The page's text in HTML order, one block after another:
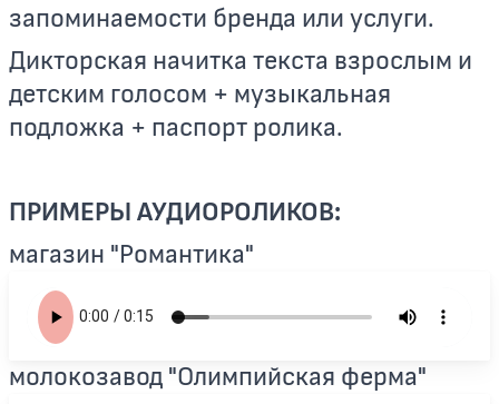
запоминаемости бренда или услуги.
Дикторская начитка текста взрослым и
детским голосом + музыкальная
подложка + паспорт ролика.
ПРИМЕРЫ АУДИОРОЛИКОВ:
магазин "Романтика"
молокозавод "Олимпийская ферма"